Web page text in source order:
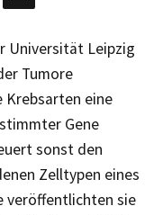
Universität Leipzig
Tumore
Krebsarten eine
Gene
sonst den
Zelltypen eines
veröffentlichten sie